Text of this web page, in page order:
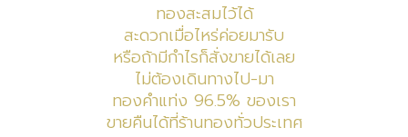
ทองสะสมไว้ได้
สะดวกเมื่อไหร่ค่อยมารับ
หรือถ้ามีกำไรก็สั่งขายได้เลย
ไม่ต้องเดินทางไป-มา
ทองคำแท่ง 96.5% ของเรา
ขายคืนได้ที่ร้านทองทั่วประเทศ